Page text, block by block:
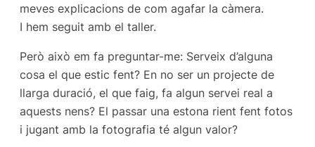
meves explicacions de com agafar la càmera.
I hem seguit amb el taller.
Però això em fa preguntar-me: Serveix d’alguna
cosa el que estic fent? En no ser un projecte de
llarga duració, el que faig, fa algun servei real a
aquests nens? El passar una estona rient fent fotos
i jugant amb la fotografia té algun valor?